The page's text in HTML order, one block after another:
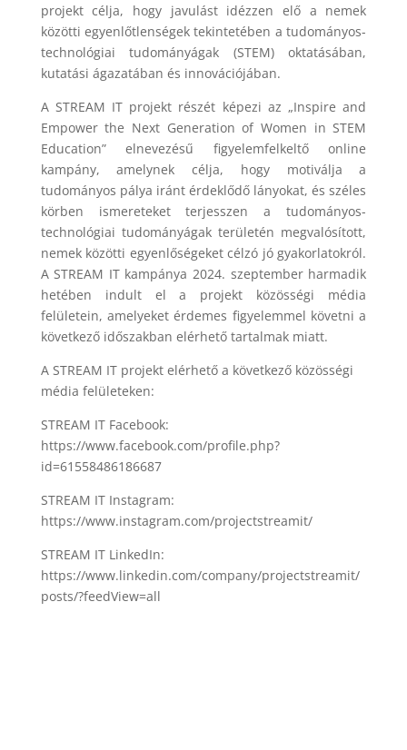
projekt célja, hogy javulást idézzen elő a nemek
közötti egyenlőtlenségek tekintetében a tudományos-
technológiai tudományágak (STEM) oktatásában,
kutatási ágazatában és innovációjában.
A STREAM IT projekt részét képezi az „Inspire and
Empower the Next Generation of Women in STEM
Education” elnevezésű figyelemfelkeltő online
kampány, amelynek célja, hogy motiválja a
tudományos pálya iránt érdeklődő lányokat, és széles
körben ismereteket terjesszen a tudományos-
technológiai tudományágak területén megvalósított,
nemek közötti egyenlőségeket célzó jó gyakorlatokról.
A STREAM IT kampánya 2024. szeptember harmadik
hetében indult el a projekt közösségi média
felületein, amelyeket érdemes figyelemmel követni a
következő időszakban elérhető tartalmak miatt.
A STREAM IT projekt elérhető a következő közösségi
média felületeken:
STREAM IT Facebook:
https://www.facebook.com/profile.php?
id=61558486186687
STREAM IT Instagram:
https://www.instagram.com/projectstreamit/
STREAM IT LinkedIn:
https://www.linkedin.com/company/projectstreamit/
posts/?feedView=all